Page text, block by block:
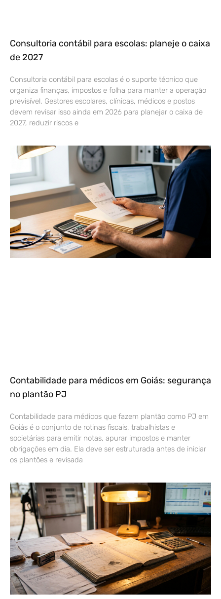
Consultoria contábil para escolas: planeje o caixa
de 2027
Consultoria contábil para escolas é o suporte técnico que
organiza finanças, impostos e folha para manter a operação
previsível. Gestores escolares, clínicas, médicos e postos
devem revisar isso ainda em 2026 para planejar o caixa de
2027, reduzir riscos e
Contabilidade para médicos em Goiás: segurança
no plantão PJ
Contabilidade para médicos que fazem plantão como PJ em
Goiás é o conjunto de rotinas fiscais, trabalhistas e
societárias para emitir notas, apurar impostos e manter
obrigações em dia. Ela deve ser estruturada antes de iniciar
os plantões e revisada